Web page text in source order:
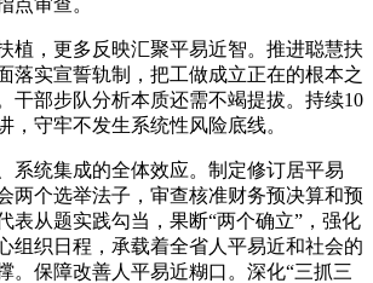
，更多反映汇聚平易近智。推进聪慧扶
落实宣誓轨制，把工做成立正在的根本之
干部步队分析本质还需不竭提拔。持续10
，守牢不发生系统性风险底线。
统集成的全体效应。制定修订居平易
两个选举法子，审查核准财务预决算和预
表从题实践勾当，果断“两个确立”，强化
组织日程，承载着全省人平易近和社会的
。保障改善人平易近糊口。深化“三抓三